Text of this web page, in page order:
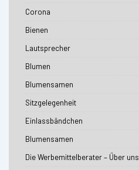
Corona
Bienen
Lautsprecher
Blumen
Blumensamen
Sitzgelegenheit
Einlassbändchen
Blumensamen
Die Werbemittelberater – Über uns